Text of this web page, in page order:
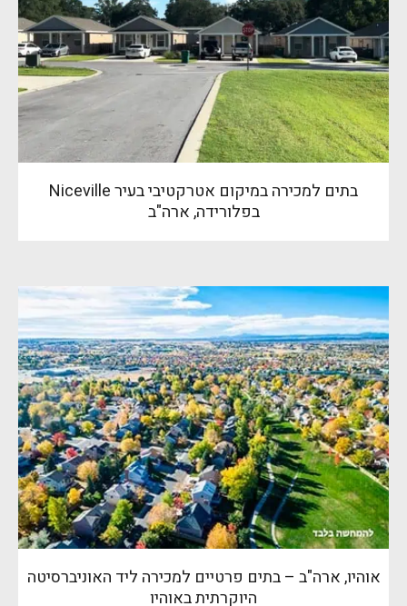
בתים למכירה במיקום אטרקטיבי בעיר Niceville
בפלורידה, ארה"ב
אוהיו, ארה"ב – בתים פרטיים למכירה ליד האוניברסיטה
היוקרתית באוהיו